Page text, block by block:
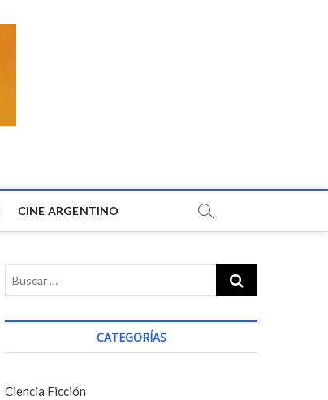
CINE ARGENTINO
CATEGORÍAS
Ciencia Ficción